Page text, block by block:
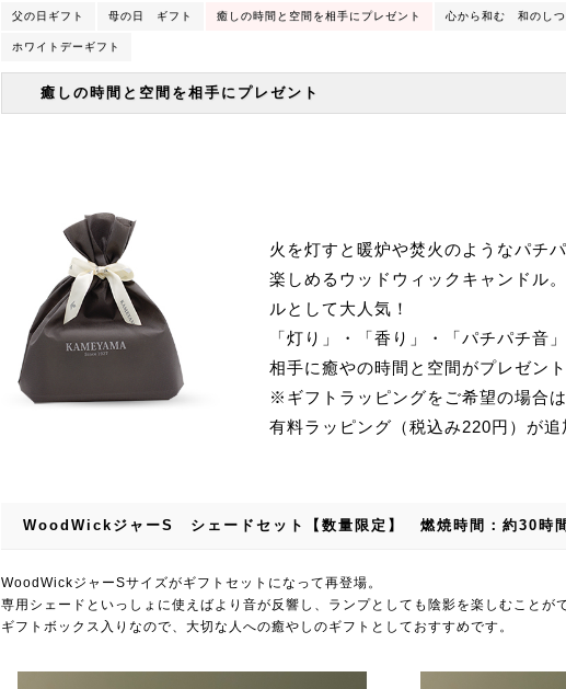
父の日ギフト 母の日 ギフト 癒しの時間と空間を相手にプレゼント 心から和む 和のしつ
ホワイトデーギフト
癒しの時間と空間を相手にプレゼント
火を灯すと暖炉や焚火のようなパチ
楽しめるウッドウィックキャンドル
ルとして大人気！
「灯り」・「香り」・「パチパチ音
相手に癒やの時間と空間がプレゼント
※ギフトラッピングをご希望の場合は
有料ラッピング（税込み220円）が追
WoodWickジャーS シェードセット【数量限定】 燃焼時間：約30時間
WoodWickジャーSサイズがギフトセットになって再登場。
専用シェードといっしょに使えばより音が反響し、ランプとしても陰影を楽しむことが
ギフトボックス入りなので、大切な人への癒やしのギフトとしておすすめです。